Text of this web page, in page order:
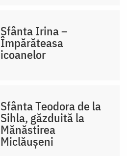
Sfânta Irina –
Împărăteasa
icoanelor
Sfânta Teodora de la
Sihla, găzduită la
Mănăstirea
Miclăușeni